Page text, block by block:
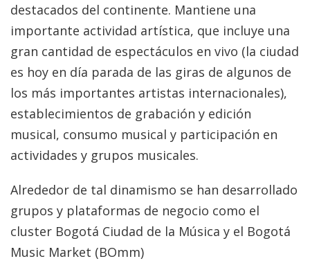
destacados del continente. Mantiene una
importante actividad artística, que incluye una
gran cantidad de espectáculos en vivo (la ciudad
es hoy en día parada de las giras de algunos de
los más importantes artistas internacionales),
establecimientos de grabación y edición
musical, consumo musical y participación en
actividades y grupos musicales.
Alrededor de tal dinamismo se han desarrollado
grupos y plataformas de negocio como el
cluster Bogotá Ciudad de la Música y el Bogotá
Music Market (BOmm)